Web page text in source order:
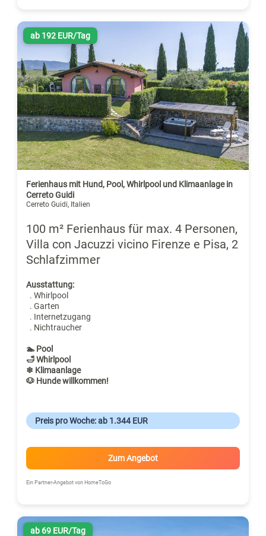
ab 192 EUR/Tag
Ferienhaus mit Hund, Pool, Whirlpool und Klimaanlage in
Cerreto Guidi
Cerreto Guidi, Italien
100 m² Ferienhaus für max. 4 Personen,
Villa con Jacuzzi vicino Firenze e Pisa, 2
Schlafzimmer
Ausstattung:
. Whirlpool
. Garten
. Internetzugang
. Nichtraucher
🏊 Pool
🛁 Whirlpool
❄ Klimaanlage
🐶 Hunde willkommen!
Preis pro Woche: ab 1.344 EUR
Zum Angebot
Ein Partner-Angebot von HomeToGo
ab 69 EUR/Tag